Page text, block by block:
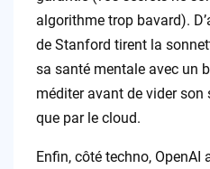
algorithme trop bavard).
de Stanford tirent la
sa santé mentale avec un
méditer avant de vider son
que par le cloud.
Enfin, côté techno, OpenAI